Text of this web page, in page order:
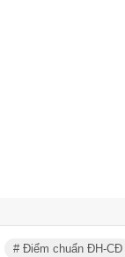
# Điểm chuẩn ĐH-CĐ